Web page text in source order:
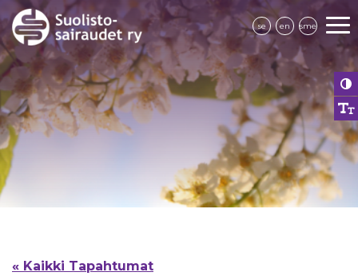
se en sme
« Kaikki Tapahtumat